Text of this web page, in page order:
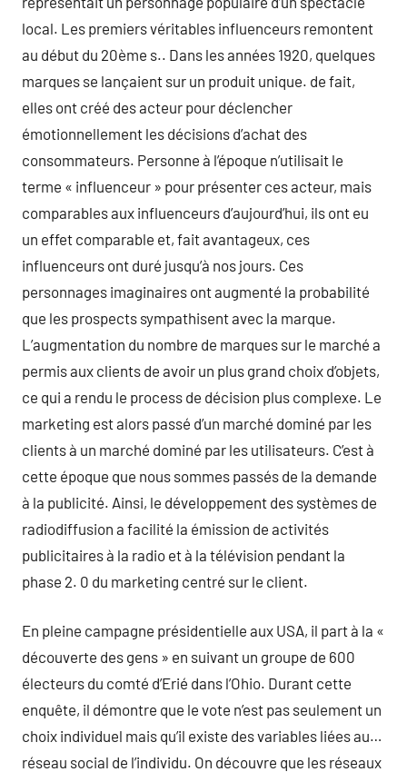
local. Les premiers véritables influenceurs remontent
au début du 20ème s.. Dans les années 1920, quelques
marques se lançaient sur un produit unique. de fait,
elles ont créé des acteur pour déclencher
émotionnellement les décisions d’achat des
consommateurs. Personne à l’époque n’utilisait le
terme « influenceur » pour présenter ces acteur, mais
comparables aux influenceurs d’aujourd’hui, ils ont eu
un effet comparable et, fait avantageux, ces
influenceurs ont duré jusqu’à nos jours. Ces
personnages imaginaires ont augmenté la probabilité
que les prospects sympathisent avec la marque.
L’augmentation du nombre de marques sur le marché a
permis aux clients de avoir un plus grand choix d’objets,
ce qui a rendu le process de décision plus complexe. Le
marketing est alors passé d’un marché dominé par les
clients à un marché dominé par les utilisateurs. C’est à
cette époque que nous sommes passés de la demande
à la publicité. Ainsi, le développement des systèmes de
radiodiffusion a facilité la émission de activités
publicitaires à la radio et à la télévision pendant la
phase 2. 0 du marketing centré sur le client.
En pleine campagne présidentielle aux USA, il part à la «
découverte des gens » en suivant un groupe de 600
électeurs du comté d’Erié dans l’Ohio. Durant cette
enquête, il démontre que le vote n’est pas seulement un
choix individuel mais qu’il existe des variables liées au…
réseau social de l’individu. On découvre que les réseaux